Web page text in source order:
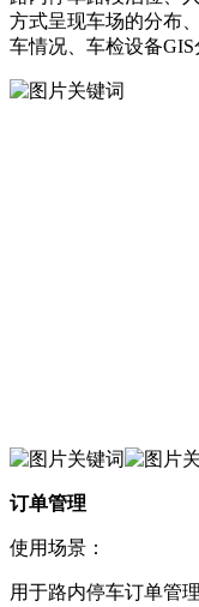
方式呈现车场的分布
车情况、车检设备GIS
订单管理
使用场景：
用于路内停车订单管